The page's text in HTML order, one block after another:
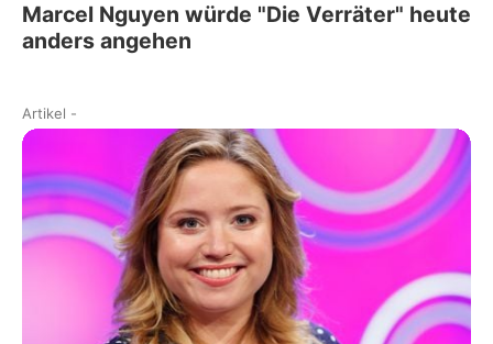
Marcel Nguyen würde "Die Verräter" heute
anders angehen
Artikel -